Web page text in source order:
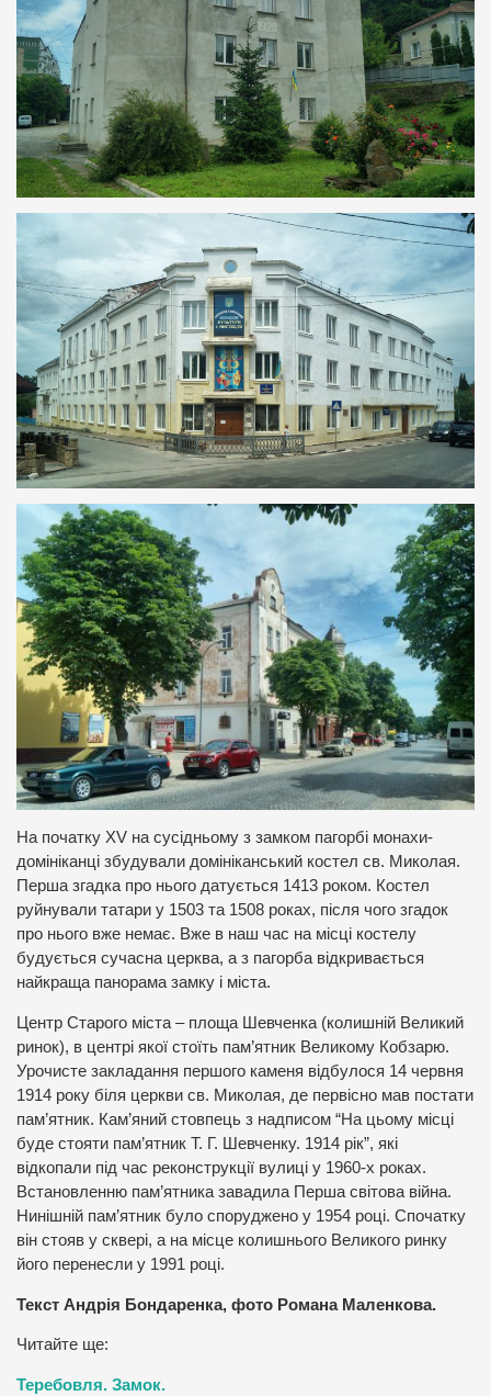
На початку XV на сусідньому з замком пагорбі монахи-
домініканці збудували домініканський костел св. Миколая.
Перша згадка про нього датується 1413 роком. Костел
руйнували татари у 1503 та 1508 роках, після чого згадок
про нього вже немає. Вже в наш час на місці костелу
будується сучасна церква, а з пагорба відкривається
найкраща панорама замку і міста.
Центр Старого міста – площа Шевченка (колишній Великий
ринок), в центрі якої стоїть пам’ятник Великому Кобзарю.
Урочисте закладання першого каменя відбулося 14 червня
1914 року біля церкви св. Миколая, де первісно мав постати
пам’ятник. Кам’яний стовпець з надписом “На цьому місці
буде стояти пам’ятник Т. Г. Шевченку. 1914 рік”, які
відкопали під час реконструкції вулиці у 1960-х роках.
Встановленню пам’ятника завадила Перша світова війна.
Нинішній пам’ятник було споруджено у 1954 році. Спочатку
він стояв у сквері, а на місце колишнього Великого ринку
його перенесли у 1991 році.
Текст Андрія Бондаренка, фото Романа Маленкова.
Читайте ще:
Теребовля. Замок.